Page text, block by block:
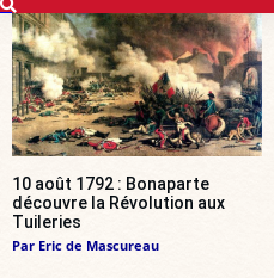
10 août 1792 : Bonaparte
découvre la Révolution aux
Tuileries
Par Eric de Mascureau